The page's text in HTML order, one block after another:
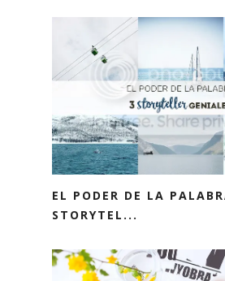
EL PODER DE LA
STORYTEL...